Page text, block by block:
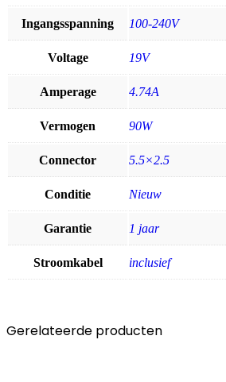
Ingangsspanning 100-240V
Voltage 19V
Amperage 4.74A
Vermogen 90W
Connector 5.5×2.5
Conditie Nieuw
Garantie 1 jaar
Stroomkabel inclusief
Gerelateerde producten